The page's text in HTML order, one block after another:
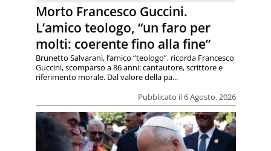
Morto Francesco Guccini.
L’amico teologo, “un faro per
molti: coerente fino alla fine”
Pubblicato il 6 Agosto, 2026
Brunetto Salvarani, l’amico “teologo”, ricorda Francesco
Guccini, scomparso a 86 anni: cantautore, scrittore e
riferimento morale. Dal valore della pa...